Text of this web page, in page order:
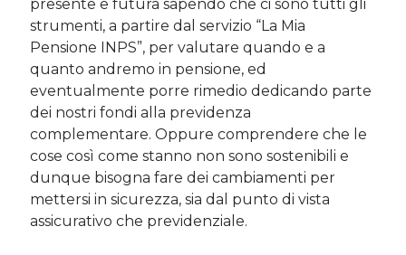
presente e futura sapendo che ci sono tutti gli
strumenti, a partire dal servizio “La Mia
Pensione INPS”, per valutare quando e a
quanto andremo in pensione, ed
eventualmente porre rimedio dedicando parte
dei nostri fondi alla previdenza
complementare. Oppure comprendere che le
cose così come stanno non sono sostenibili e
dunque bisogna fare dei cambiamenti per
mettersi in sicurezza, sia dal punto di vista
assicurativo che previdenziale.